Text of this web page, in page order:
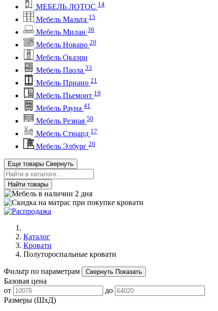
МЕБЕЛЬ ЛОТОС 14
Мебель Мальта 15
Мебель Милан 36
Мебель Новаро 20
Мебель Окаэри
Мебель Паола 33
Мебель Приано 21
Мебель Пьемонт 19
Мебель Рауна 41
Мебель Резная 50
Мебель Стюард 17
Мебель Элбург 20
Еще товары Свернуть
Найти товары
Каталог
Кровати
Полутороспальные кровати
Фильтр по параметрам Свернуть Показать
Базовая цена
от
до
Размеры (ШxД)